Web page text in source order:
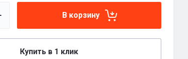
В корзину
Купить в 1 клик